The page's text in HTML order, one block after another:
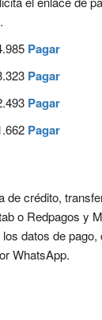
Pagar
Pagar
Pagar
Pagar
de crédito,
o Redpagos y
datos de pago,
WhatsApp.